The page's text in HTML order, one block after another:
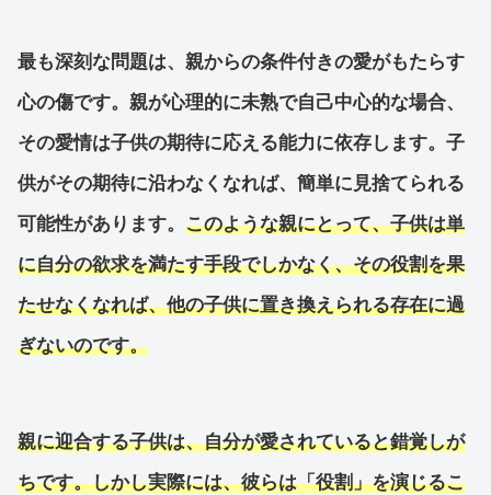
最も深刻な問題は、親からの条件付きの愛がもたらす
心の傷です。親が心理的に未熟で自己中心的な場合、
その愛情は子供の期待に応える能力に依存します。子
供がその期待に沿わなくなれば、簡単に見捨てられる
可能性があります。 このような親にとって、子供は単
に自分の欲求を満たす手段でしかなく、その役割を果
たせなくなれば、他の子供に置き換えられる存在に過
ぎないのです。
親に迎合する子供は、自分が愛されていると錯覚しが
ちです。しかし実際には、彼らは「役割」を演じるこ